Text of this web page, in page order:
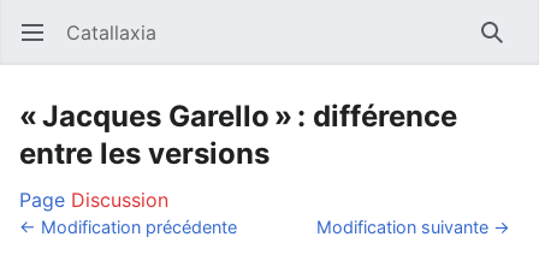
Ouvrir le menu principal Catallaxia
« Jacques Garello » : différence
entre les versions
Page Discussion
← Modification précédente Modification suivante →